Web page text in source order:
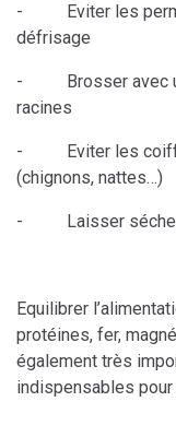
- Eviter les
défrisage
- Brosser avec
racines
- Eviter les
(chignons, nattes…)
- Laisser sécher
Equilibrer
protéines, fer,
également très
indispensables